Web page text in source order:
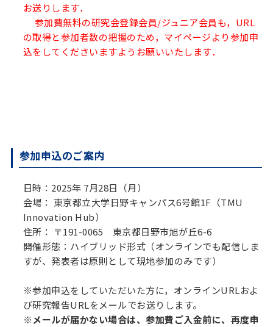
お送りします．
参加費無料の研究会登録会員/ジュニア会員も，URL
の取得と参加者数の把握のため，マイページより参加申
込をしてくださいますようお願いいたします．
参加申込のご案内
日時：2025年 7月28日（月）
会場： 東京都立大学日野キャンパス6号館1F（TMU
Innovation Hub）
住所： 〒191-0065 東京都日野市旭が丘6-6
開催形態：ハイブリッド形式（オンラインでも配信しま
すが、発表者は原則として現地参加のみです）
※参加申込をしていただいた方に，オンラインURLおよ
び研究報告URLをメールでお送りします。
※メールが届かない場合は、参加費ご入金前に、再度申